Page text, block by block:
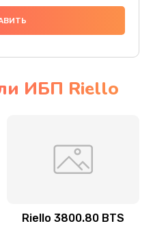
ИБП Riello
Riello 3800.80 BTS